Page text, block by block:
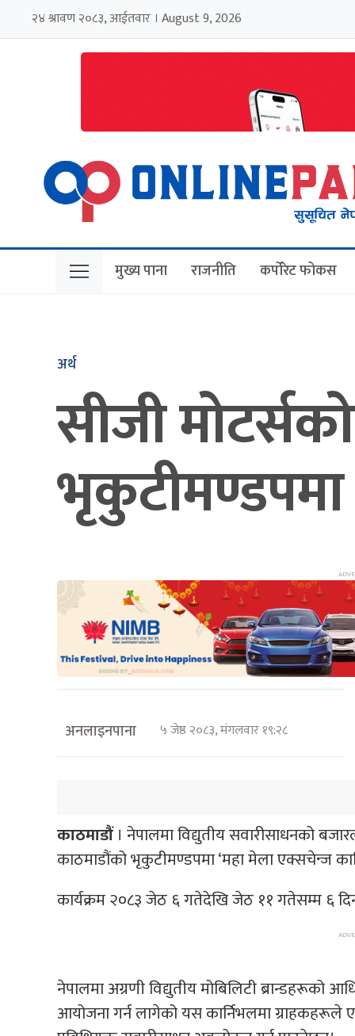
२४ श्रावण २०८३, आईतवार । August 9, 2026
मुख्य पाना राजनीति कर्पोरेट फोकस
अर्थ
सीजी
भृकुटीमण्डपमा
अनलाइनपाना ५ जेष्ठ २०८३, मंगलवार १९:२८
काठमाडौं। नेपालमा विद्युतीय सवारीसाधनको
काठमाडौंको भृकुटीमण्डपमा ‘महा मेला एक्सचेन्ज
कार्यक्रम २०८३ जेठ ६ गतेदेखि जेठ ११ गतेसम्म ६
नेपालमा अग्रणी विद्युतीय मोबिलिटी ब्रान्डहरूको
आयोजना गर्न लागेको यस कार्निभलमा ग्राहकहरूले एकै